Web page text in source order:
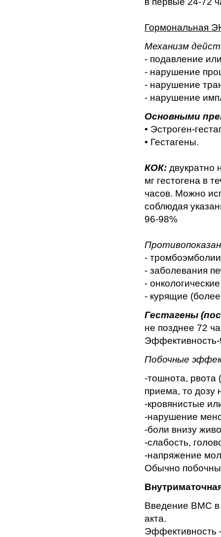
Гормональная
Механизм
- подавление
- нарушение
- нарушение
- нарушение
Основными
• Эстроген-
• Гестагены.
КОК: двукратно
мг гестогена в
часов. Можно
соблюдая
96-98%
-
- заболевания
-
- курящие
Гестагены
не позднее 72
Побочные
-тошнота, рвота
приема, то дозу
-кровянистые
-нарушение
-боли внизу
-слабость,
-напряжение
Обычно
Введение ВМС в
акта.
Эффективность